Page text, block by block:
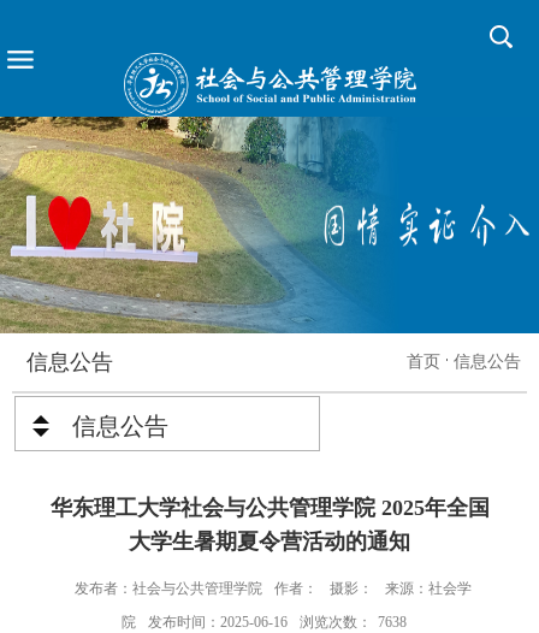
信息公告 首页 信息公告
信息公告
华东理工大学社会与公共管理学院 2025年全国
大学生暑期夏令营活动的通知
发布者：社会与公共管理学院 作者： 摄影：
来源：社会学
院
发布时间：2025-06-16 浏览次数： 7638